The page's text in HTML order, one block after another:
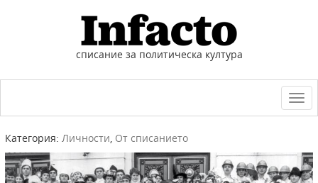
списание за политическа култура
Категория: Личности, От списанието